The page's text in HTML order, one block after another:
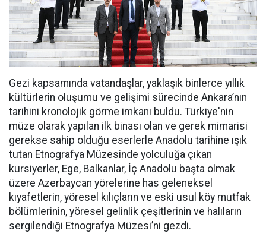
Gezi kapsamında vatandaşlar, yaklaşık binlerce yıllık
kültürlerin oluşumu ve gelişimi sürecinde Ankara’nın
tarihini kronolojik görme imkanı buldu. Türkiye'nin
müze olarak yapılan ilk binası olan ve gerek mimarisi
gerekse sahip olduğu eserlerle Anadolu tarihine ışık
tutan Etnografya Müzesinde yolculuğa çıkan
kursiyerler, Ege, Balkanlar, İç Anadolu başta olmak
üzere Azerbaycan yörelerine has geleneksel
kıyafetlerin, yöresel kılıçların ve eski usul köy mutfak
bölümlerinin, yöresel gelinlik çeşitlerinin ve halıların
sergilendiği Etnografya Müzesi’ni gezdi.